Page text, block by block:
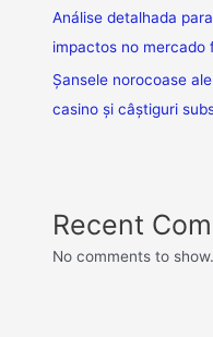
Análise detalhada
impactos no mercado
Șansele norocoase
casino și câștiguri
Recent
No comments to show.